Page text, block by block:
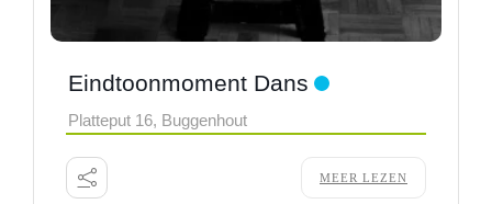
Eindtoonmoment Dans
Platteput 16, Buggenhout
MEER LEZEN